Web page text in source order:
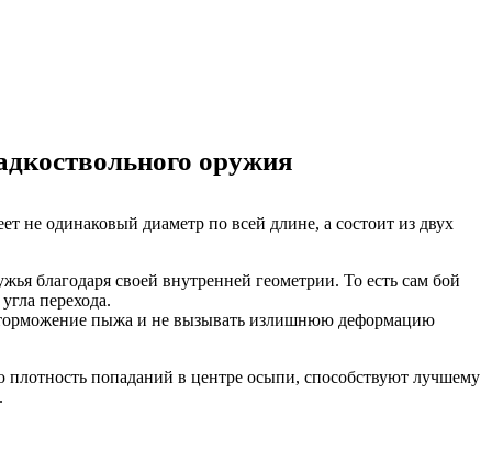
оружия
не одинаковый диаметр по всей длине, а состоит из двух
благодаря своей внутренней геометрии. То есть сам бой
перехода.
торможение пыжа и не вызывать излишнюю деформацию
попаданий в центре осыпи, способствуют лучшему